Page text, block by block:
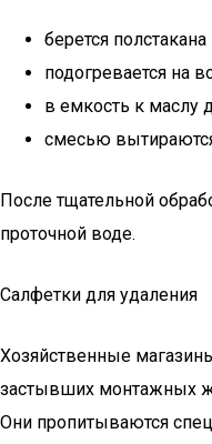
берется
подогревается на
в емкость к маслу
смесью
После тщательной
проточной воде.
Салфетки для удаления
Хозяйственные
застывших монтажных
Они пропитываются